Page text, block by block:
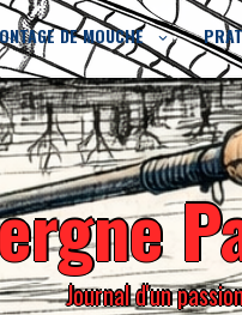
DE MOUCHE
Journal d'un